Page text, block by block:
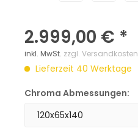
2.999,00 € *
inkl. MwSt. zzgl. Versandkosten
Lieferzeit 40 Werktage
Chroma Abmessungen: